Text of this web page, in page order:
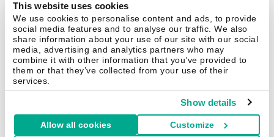
This website uses cookies
We use cookies to personalise content and ads, to provide
social media features and to analyse our traffic. We also
share information about your use of our site with our social
media, advertising and analytics partners who may
combine it with other information that you’ve provided to
them or that they’ve collected from your use of their
services.
Show details
Allow all cookies Customize
Contrat de licence entreprises
Cookies
Nous contacter À propos Partenaires Blog Communiqués de presse
Securelist Eugene Personal Blog Encyclopédie de Kaspersky
France & Suisse